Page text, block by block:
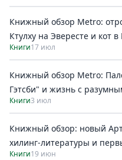
Книжный обзор Metro:
Ктулху на Эвересте и кот
Книги17 июл
Книжный обзор Metro:
Гэтсби" и жизнь с
Книги3 июл
Книжный обзор: новый
хилинг-литературы и
Книги19 июн